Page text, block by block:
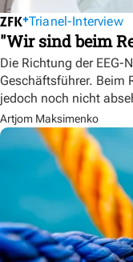
Trianel-Interview
"Wir sind beim
Die Richtung der EEG-
Geschäftsführer. Beim
jedoch noch nicht
Artjom Maksimenko